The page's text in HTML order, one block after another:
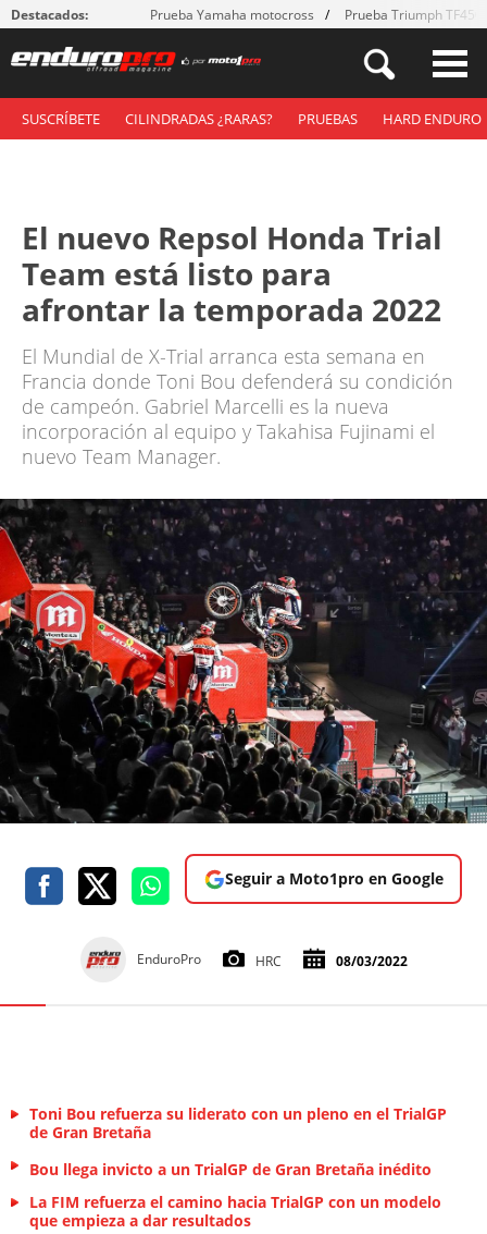
Destacados: Prueba Yamaha motocross Prueba Triumph
SUSCRÍBETE CILINDRADAS ¿RARAS? PRUEBAS HARD ENDURO
El nuevo Repsol Honda Trial
Team está listo para
afrontar la temporada 2022
El Mundial de X-Trial arranca esta semana en
Francia donde Toni Bou defenderá su condición
de campeón. Gabriel Marcelli es la nueva
incorporación al equipo y Takahisa Fujinami el
nuevo Team Manager.
Seguir a Moto1pro en Google
EnduroPro HRC 08/03/2022
Toni Bou refuerza su liderato con un pleno en el TrialGP
de Gran Bretaña
Bou llega invicto a un TrialGP de Gran Bretaña inédito
La FIM refuerza el camino hacia TrialGP con un modelo
que empieza a dar resultados